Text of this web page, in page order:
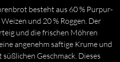
besteht aus 60 % Purpur-
und 20 % Roggen. Der
und die frischen Möhren
angenehm saftige Krume und
süßlichen Geschmack. Dieses